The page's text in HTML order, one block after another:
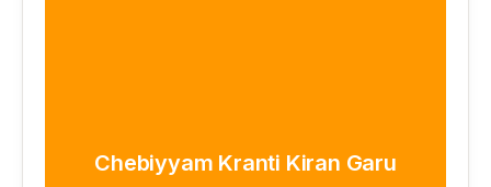
Chebiyyam Kranti Kiran Garu